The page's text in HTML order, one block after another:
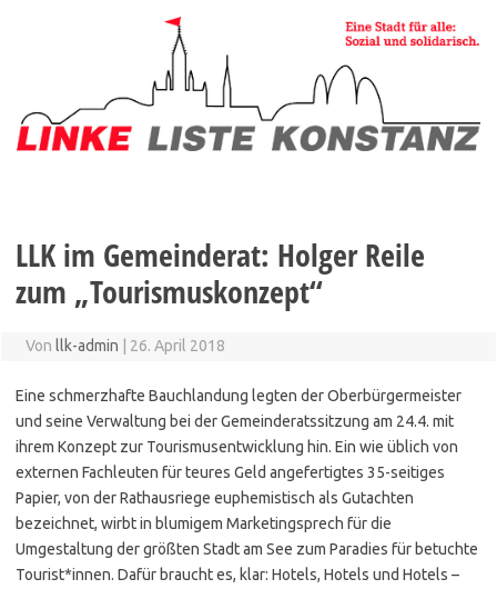
LLK im Gemeinderat: Holger Reile
zum „Tourismuskonzept“
Von llk-admin 26. April 2018
Eine schmerzhafte Bauchlandung legten der Oberbürgermeister
und seine Verwaltung bei der Gemeinderatssitzung am 24.4. mit
ihrem Konzept zur Tourismusentwicklung hin. Ein wie üblich von
externen Fachleuten für teures Geld angefertigtes 35-seitiges
Papier, von der Rathausriege euphemistisch als Gutachten
bezeichnet, wirbt in blumigem Marketingsprech für die
Umgestaltung der größten Stadt am See zum Paradies für betuchte
Tourist*innen. Dafür braucht es, klar: Hotels, Hotels und Hotels –